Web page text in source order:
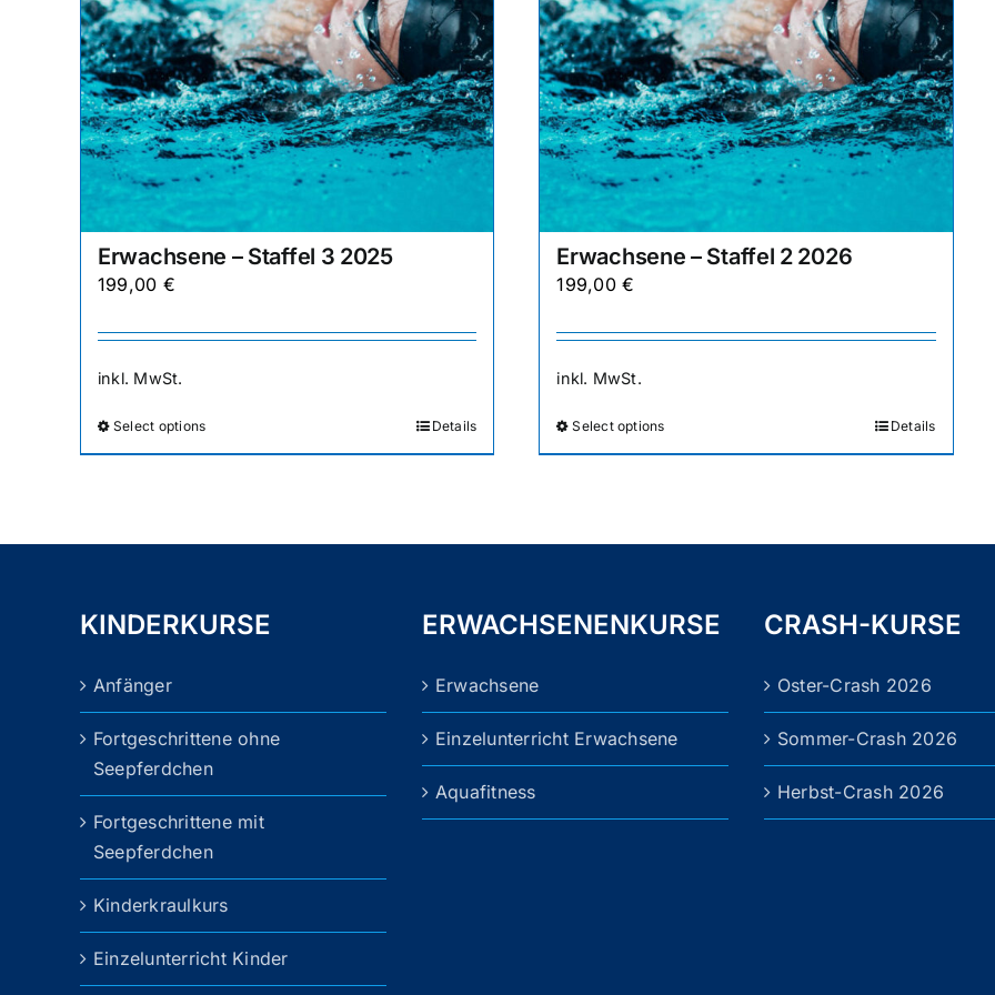
gewählt
werden
gewählt
werden
Erwachsene – Staffel 3 2025
199,00 €
inkl. MwSt.
Select optionsDieses
Produkt
Varianten
Die
Optionen
werden
Details
Erwachsene – Staffel 2 2026
199,00€
inkl. MwSt.
Select optionsDieses
Produkt
Varianten
Die
Optionen
werden
Details
KINDERKURSE
Anfänger
Fortgeschrittene ohne
Seepferdchen
Fortgeschrittene mit
Seepferdchen
Kinderkraulkurs
Einzelunterricht Kinder
ERWACHSENENKURSE
Erwachsene
Einzelunterricht Erwachsene
Aquafitness
CRASH-KURSE
Oster-Crash 2026
Sommer-Crash 2026
Herbst-Crash 2026